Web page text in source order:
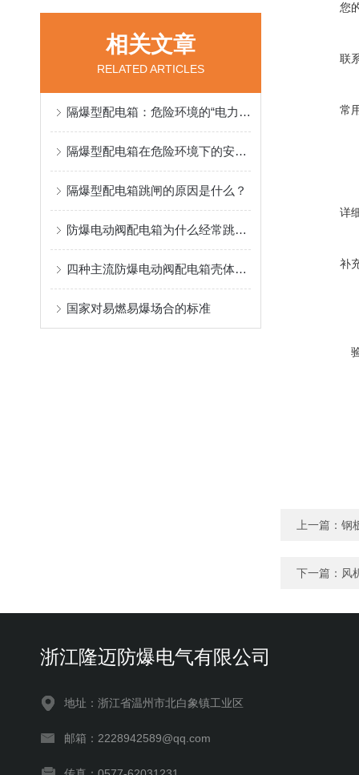
相关文章
RELATED ARTICLES
隔爆型配电箱：危险环境的“电力安全卫士”
隔爆型配电箱在危险环境下的安全守护
隔爆型配电箱跳闸的原因是什么？
防爆电动阀配电箱为什么经常跳闸呢?
四种主流防爆电动阀配电箱壳体材质的选择以及优点介绍
国家对易燃易爆场合的标准
您
联
常
详
补
上一篇： 钢
下一篇： 风
浙江隆迈防爆电气有限公司
地址：浙江省温州市北白象镇工业区
邮箱：2228942589@qq.com